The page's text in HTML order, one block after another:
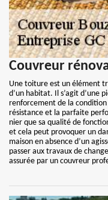
Couvreur
Une toiture est un élément
d’un habitat. Il s’agit d’une
renforcement de la
résistance et la parfaite
nier que sa qualité de
et cela peut provoquer un
maison en absence d’un
passer aux travaux de
assurée par un couvreur